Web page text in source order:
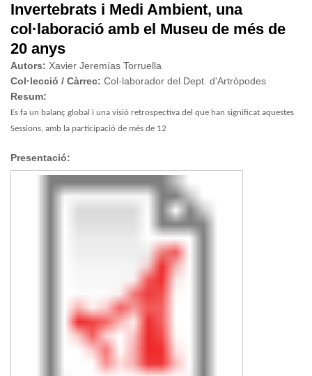
Invertebrats i Medi Ambient, una
col·laboració amb el Museu de més de
20 anys
Autors: Xavier Jeremías Torruella
Col·lecció / Càrrec: Col·laborador del Dept. d'Artròpodes
Resum:
Es fa un balanç global i una visió retrospectiva del que han significat aquestes
Sessions, amb la participació de més de 12
Presentació: